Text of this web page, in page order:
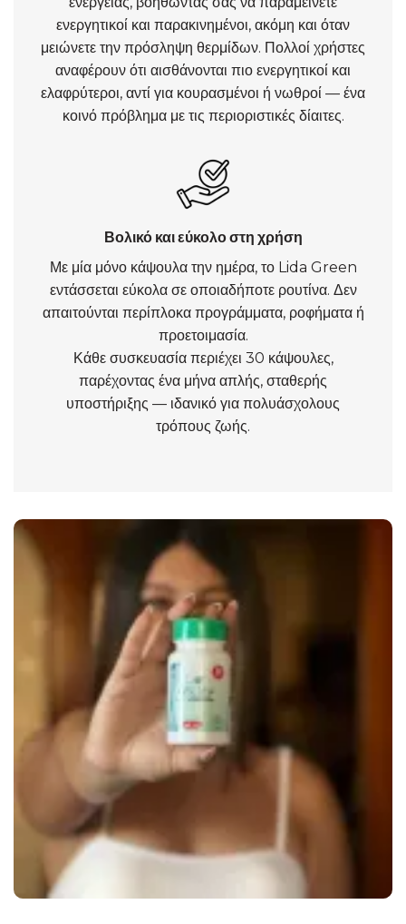
ενεργητικοί και παρακινημένοι, ακόμη και όταν
μειώνετε την πρόσληψη θερμίδων. Πολλοί χρήστες
αναφέρουν ότι αισθάνονται πιο ενεργητικοί και
ελαφρύτεροι, αντί για κουρασμένοι ή νωθροί — ένα
κοινό πρόβλημα με τις περιοριστικές δίαιτες.
Βολικό και εύκολο στη χρήση
Με μία μόνο κάψουλα την ημέρα, το Lida Green
εντάσσεται εύκολα σε οποιαδήποτε ρουτίνα. Δεν
απαιτούνται περίπλοκα προγράμματα, ροφήματα ή
προετοιμασία.
Κάθε συσκευασία περιέχει 30 κάψουλες,
παρέχοντας ένα μήνα απλής, σταθερής
υποστήριξης — ιδανικό για πολυάσχολους
τρόπους ζωής.